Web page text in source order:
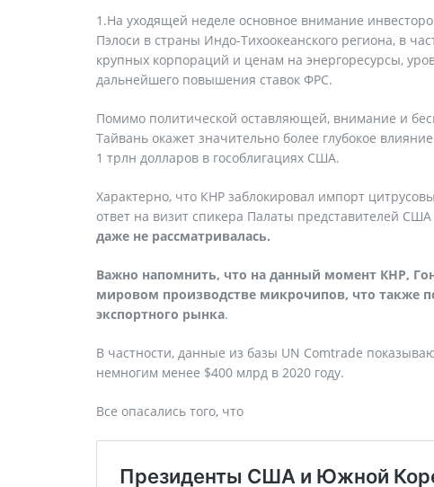
1.На уходящей неделе основное внимание
Пэлоси в страны Индо-Тихоокеанского региона, в
крупных корпораций и ценам на энергоресурсы,
дальнейшего повышения ставок ФРС.
Помимо политической оставляющей, внимание и
Тайвань окажет значительно более глубокое
1 трлн долларов в гособлигациях США.
Характерно, что КНР заблокировал импорт
ответ на визит спикера Палаты представителей
даже не рассматривалась.
Важно напомнить, что на данный момент КНР,
мировом производстве микрочипов, что также
экспортного рынка.
В частности, данные из базы UN Comtrade
немногим менее $400 млрд в 2020 году.
Все опасались того, что